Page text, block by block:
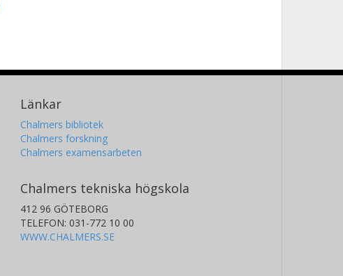
Länkar
Chalmers bibliotek
Chalmers forskning
Chalmers examensarbeten
Chalmers tekniska högskola
412 96 GÖTEBORG
TELEFON: 031-772 10 00
WWW.CHALMERS.SE